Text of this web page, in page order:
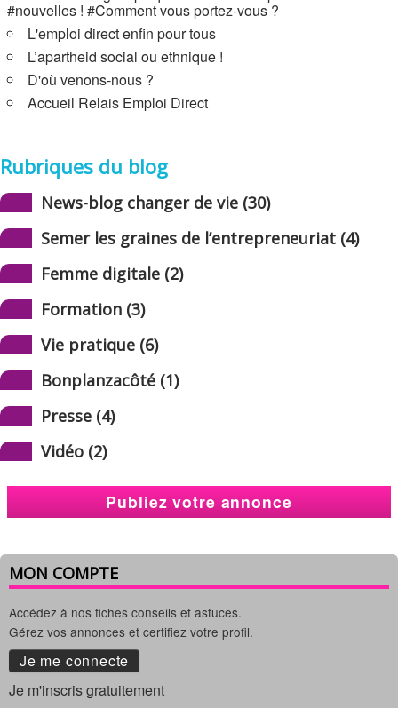
#nouvelles ! #Comment vous portez-vous ?
L'emploi direct enfin pour tous
L’apartheid social ou ethnique !
D'où venons-nous ?
Accueil Relais Emploi Direct
Rubriques du blog
News-blog changer de vie (30)
Semer les graines de l’entrepreneuriat (4)
Femme digitale (2)
Formation (3)
Vie pratique (6)
Bonplanzacôté (1)
Presse (4)
Vidéo (2)
Publiez votre annonce
MON COMPTE
Accédez à nos fiches conseils et astuces.
Gérez vos annonces et certifiez votre profil.
Je me connecte
Je m'inscris gratuitement